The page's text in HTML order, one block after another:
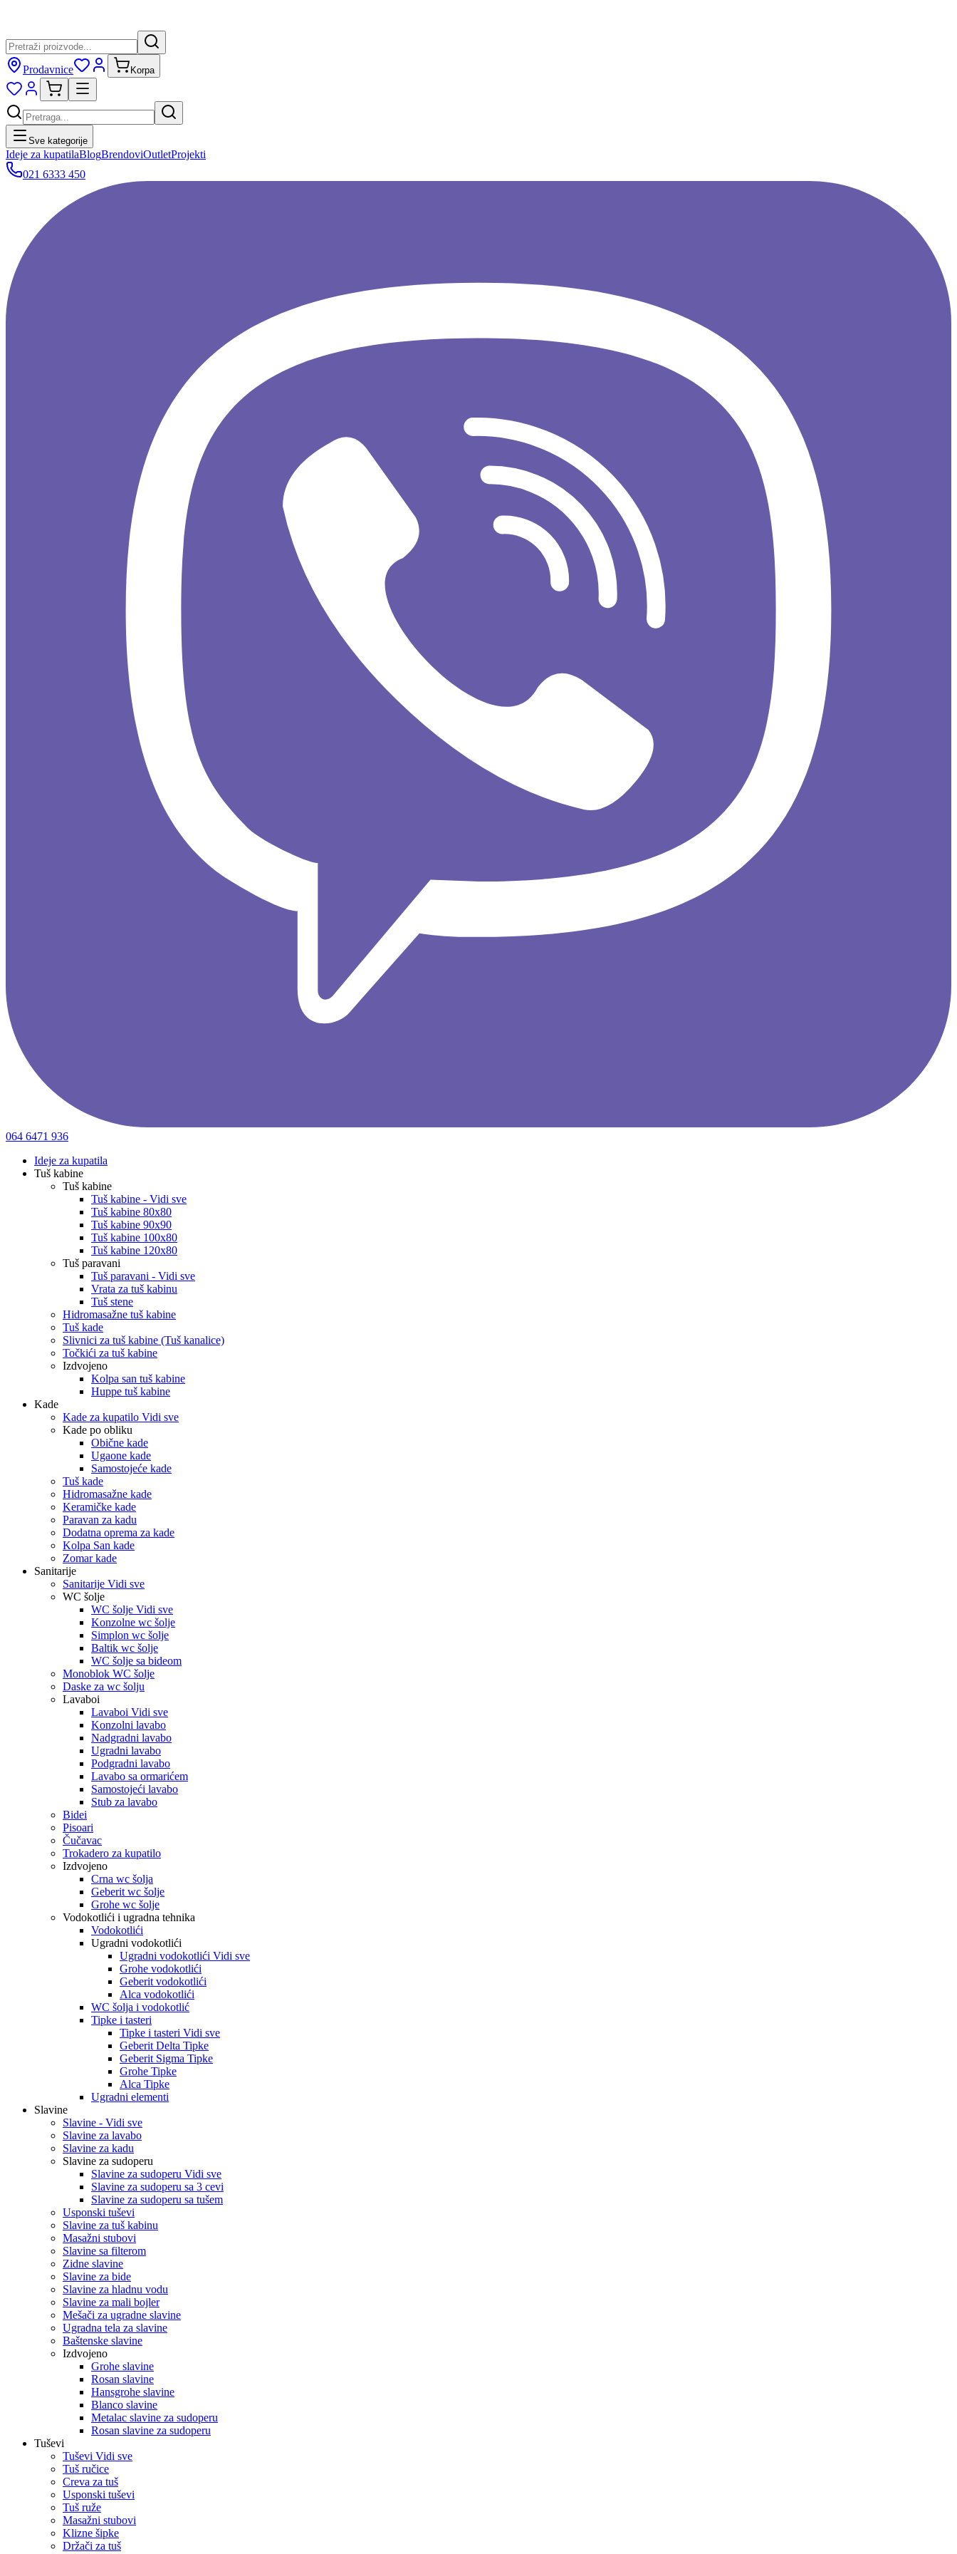
Prodavnice Korpa
Sve kategorije
Ideje za kupatilaBlogBrendoviOutletProjekti
021 6333 450
064 6471 936
Ideje za kupatila
Tuš kabine
Tuš kabine
Tuš kabine - Vidi sve
Tuš kabine 80x80
Tuš kabine 90x90
Tuš kabine 100x80
Tuš kabine 120x80
Tuš paravani
Tuš paravani - Vidi sve
Vrata za tuš kabinu
Tuš stene
Hidromasažne tuš kabine
Tuš kade
Slivnici za tuš kabine (Tuš kanalice)
Točkići za tuš kabine
Izdvojeno
Kolpa san tuš kabine
Huppe tuš kabine
Kade
Kade za kupatilo Vidi sve
Kade po obliku
Obične kade
Ugaone kade
Samostojeće kade
Tuš kade
Hidromasažne kade
Keramičke kade
Paravan za kadu
Dodatna oprema za kade
Kolpa San kade
Zomar kade
Sanitarije
Sanitarije Vidi sve
WC šolje
WC šolje Vidi sve
Konzolne wc šolje
Simplon wc šolje
Baltik wc šolje
WC šolje sa bideom
Monoblok WC šolje
Daske za wc šolju
Lavaboi
Lavaboi Vidi sve
Konzolni lavabo
Nadgradni lavabo
Ugradni lavabo
Podgradni lavabo
Lavabo sa ormarićem
Samostojeći lavabo
Stub za lavabo
Bidei
Pisoari
Čučavac
Trokadero za kupatilo
Izdvojeno
Crna wc šolja
Geberit wc šolje
Grohe wc šolje
Vodokotlići i ugradna tehnika
Vodokotlići
Ugradni vodokotlići
Ugradni vodokotlići Vidi sve
Grohe vodokotlići
Geberit vodokotlići
Alca vodokotlići
WC šolja i vodokotlić
Tipke i tasteri
Tipke i tasteri Vidi sve
Geberit Delta Tipke
Geberit Sigma Tipke
Grohe Tipke
Alca Tipke
Ugradni elementi
Slavine
Slavine - Vidi sve
Slavine za lavabo
Slavine za kadu
Slavine za sudoperu
Slavine za sudoperu Vidi sve
Slavine za sudoperu sa 3 cevi
Slavine za sudoperu sa tušem
Usponski tuševi
Slavine za tuš kabinu
Masažni stubovi
Slavine sa filterom
Zidne slavine
Slavine za bide
Slavine za hladnu vodu
Slavine za mali bojler
Mešači za ugradne slavine
Ugradna tela za slavine
Baštenske slavine
Izdvojeno
Grohe slavine
Rosan slavine
Hansgrohe slavine
Blanco slavine
Metalac slavine za sudoperu
Rosan slavine za sudoperu
Tuševi
Tuševi Vidi sve
Tuš ručice
Creva za tuš
Usponski tuševi
Tuš ruže
Masažni stubovi
Klizne šipke
Držači za tuš